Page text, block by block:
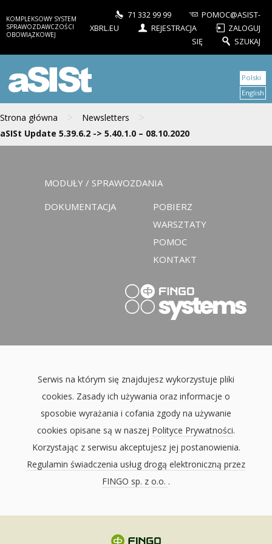
KOMPLEKSOWY SYSTEM
SPRAWOZDAWCZOŚCI
OBOWIĄZKOWEJ
71 332 99 99
POMOC@ASIST-
XBRL.EU
REJESTRACJA
ZALOGUJ
SIĘ
SZUKAJ
aSISt
Strona główna > Newsletters >
aSISt Update 5.39.6.2 -> 5.40.1.0 – 08.10.2020
Polski
English
MODUŁY / SPRAWOZDANIA
DOKUMENTACJA
POBIERZ
WARSZTATY
POMOC
KONTAKT
Serwis na którym się znajdujesz wykorzystuje pliki
cookies. Zasady ich używania oraz informacje o
sposobie wyrażania i cofania zgody na używanie
cookies opisane są w naszej Polityce Prywatności.
Korzystając z serwisu akceptujesz jej postanowienia.
Regulamin świadczenia usług drogą elektroniczną przez
FINGO sp. z o.o. .